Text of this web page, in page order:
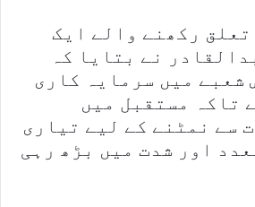
رکھنے والے ایک
نے بتایا کہ
شعبے میں سرمایہ کاری
تاکہ مستقبل میں
سے نمٹنے کے لیے تیاری
اور شدت میں بڑھ رہی